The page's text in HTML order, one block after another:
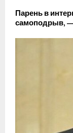
Парень в
самоподрыв,